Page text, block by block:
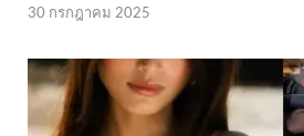
30 กรกฎาคม 2025